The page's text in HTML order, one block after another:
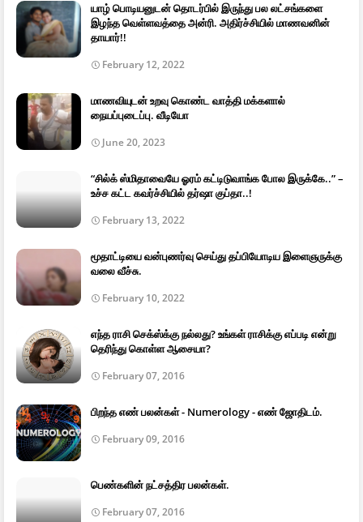
யாழ் பொடியனுடன் தொடர்பில் இருந்து பல லட்சங்களை
இழந்த வெள்ளவத்தை அன்ரி. அதிர்ச்சியில் மாணவனின்
தாயார்!!
February 12, 2022
மாணவியுடன் உறவு கொண்ட வாத்தி மக்களால்
நையப்புடைப்பு. வீடியோ
June 20, 2023
“சில்க் ஸ்மிதாவையே ஓரம் கட்டிடுவாங்க போல இருக்கே..” –
உச்ச கட்ட கவர்ச்சியில் தர்ஷா குப்தா..!
February 13, 2022
மூதாட்டியை வன்புணர்வு செய்து தப்பியோடிய இளைஞருக்கு
வலை வீச்சு.
February 10, 2022
எந்த ராசி செக்ஸ்க்கு நல்லது? உங்கள் ராசிக்கு எப்படி என்று
தெரிந்து கொள்ள ஆசையா?
February 07, 2016
பிறந்த எண் பலன்கள் - Numerology - எண் ஜோதிடம்.
February 09, 2016
பெண்களின் நட்சத்திர பலன்கள்.
February 07, 2016